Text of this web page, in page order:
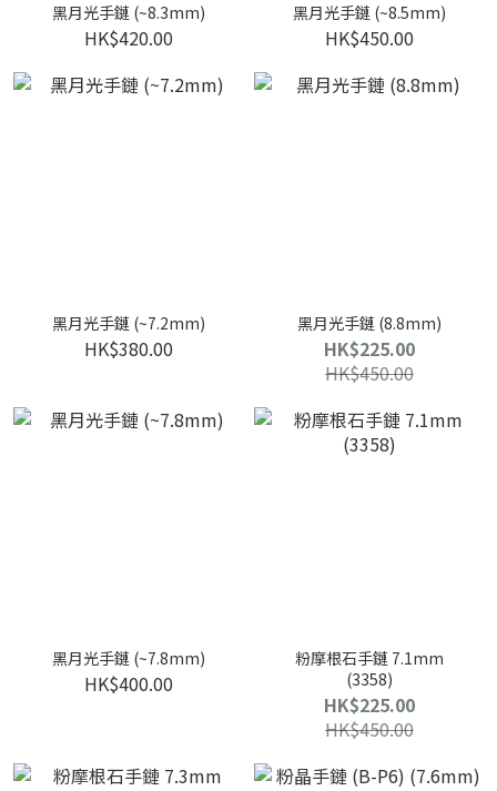
黑月光手鏈 (~8.3mm)
HK$420.00
黑月光手鏈 (~8.5mm)
HK$450.00
黑月光手鏈 (~7.2mm)
HK$380.00
黑月光手鏈 (8.8mm)
HK$225.00
HK$450.00
黑月光手鏈 (~7.8mm)
HK$400.00
粉摩根石手鏈 7.1mm
(3358)
HK$225.00
HK$450.00